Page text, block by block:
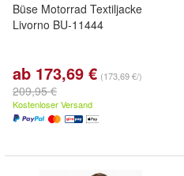
Büse Motorrad Textiljacke
Livorno BU-11444
ab 173,69 € (173,69 €/)
209,95 €
Kostenloser Versand